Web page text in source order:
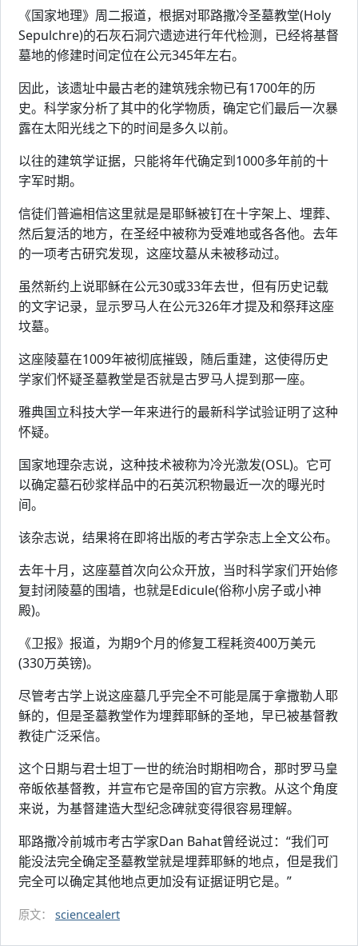
《国家地理》周二报道，根据对耶路撒冷圣墓教堂(Holy
Sepulchre)的石灰石洞穴遗迹进行年代检测，已经将基督
墓地的修建时间定位在公元345年左右。
因此，该遗址中最古老的建筑残余物已有1700年的历
史。科学家分析了其中的化学物质，确定它们最后一次暴
露在太阳光线之下的时间是多久以前。
以往的建筑学证据，只能将年代确定到1000多年前的十
字军时期。
信徒们普遍相信这里就是是耶稣被钉在十字架上、埋葬、
然后复活的地方，在圣经中被称为受难地或各各他。去年
的一项考古研究发现，这座坟墓从未被移动过。
虽然新约上说耶稣在公元30或33年去世，但有历史记载
的文字记录，显示罗马人在公元326年才提及和祭拜这座
坟墓。
这座陵墓在1009年被彻底摧毁，随后重建，这使得历史
学家们怀疑圣墓教堂是否就是古罗马人提到那一座。
雅典国立科技大学一年来进行的最新科学试验证明了这种
怀疑。
国家地理杂志说，这种技术被称为冷光激发(OSL)。它可
以确定墓石砂浆样品中的石英沉积物最近一次的曝光时
间。
该杂志说，结果将在即将出版的考古学杂志上全文公布。
去年十月，这座墓首次向公众开放，当时科学家们开始修
复封闭陵墓的围墙，也就是Edicule(俗称小房子或小神
殿)。
《卫报》报道，为期9个月的修复工程耗资400万美元
(330万英镑)。
尽管考古学上说这座墓几乎完全不可能是属于拿撒勒人耶
稣的，但是圣墓教堂作为埋葬耶稣的圣地，早已被基督教
教徒广泛采信。
这个日期与君士坦丁一世的统治时期相吻合，那时罗马皇
帝皈依基督教，并宣布它是帝国的官方宗教。从这个角度
来说，为基督建造大型纪念碑就变得很容易理解。
耶路撒冷前城市考古学家Dan Bahat曾经说过：“我们可
能没法完全确定圣墓教堂就是埋葬耶稣的地点，但是我们
完全可以确定其他地点更加没有证据证明它是。”
原文： sciencealert